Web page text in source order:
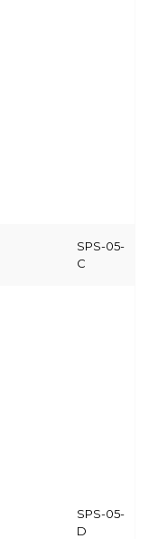
SPS-05-
C
SPS-05-
D